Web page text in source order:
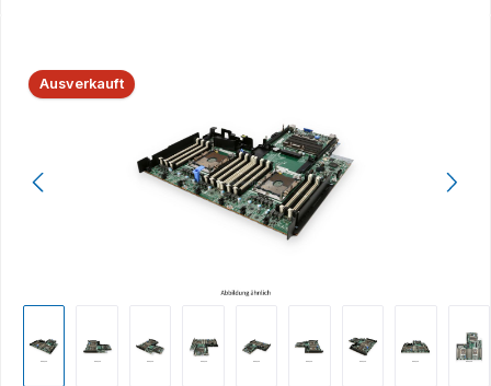
Bildergalerie überspringen
Ausverkauft